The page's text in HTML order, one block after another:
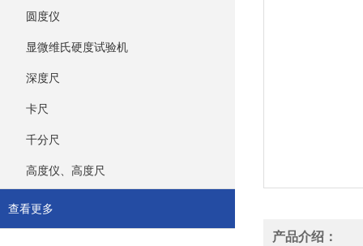
圆度仪
显微维氏硬度试验机
深度尺
卡尺
千分尺
高度仪、高度尺
查看更多
产品介绍：